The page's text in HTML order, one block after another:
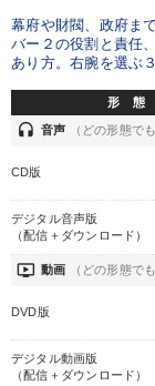
幕府や財閥、政府ま
バー２の役割と責任
あり方。右腕を選ぶ
形 態
headset 音声 （どの形態で
CD版
デジタル音声版
（配信＋ダウンロード）
ondemand_video 動画 （どの形態で
DVD版
デジタル動画版
（配信＋ダウンロード）